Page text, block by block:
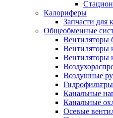
Калориферы
Запчасти для
Общеобменные
Вентиляторы
Вентиляторы
Воздушные
Гидрофильтры
Канальные
Канальные
Осевые